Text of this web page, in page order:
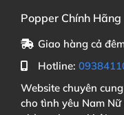
Popper Chính Hãng
Giao hàng cả
Hotline:
Website chuyên
cho tình yêu Nam